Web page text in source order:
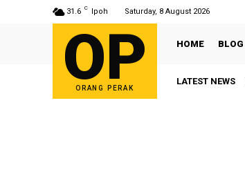
31.6 C Ipoh Saturday, 8 August 2026
OP
ORANG PERAK
HOME BLOG
LATEST NEWS